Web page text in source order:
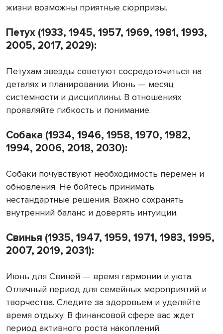
жизни возможны приятные сюрпризы.
Петух (1933, 1945, 1957, 1969, 1981, 1993,
2005, 2017, 2029):
Петухам звезды советуют сосредоточиться на
деталях и планировании. Июнь — месяц
системности и дисциплины. В отношениях
проявляйте гибкость и понимание.
Собака (1934, 1946, 1958, 1970, 1982,
1994, 2006, 2018, 2030):
Собаки почувствуют необходимость перемен и
обновления. Не бойтесь принимать
нестандартные решения. Важно сохранять
внутренний баланс и доверять интуиции.
Свинья (1935, 1947, 1959, 1971, 1983, 1995,
2007, 2019, 2031):
Июнь для Свиней — время гармонии и уюта.
Отличный период для семейных мероприятий и
творчества. Следите за здоровьем и уделяйте
время отдыху. В финансовой сфере вас ждет
период активного роста накоплений.